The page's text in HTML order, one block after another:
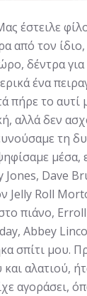
έστειλε
από τον
δέντρα για
ένα
πήρε το αυτί
αλλά δεν
τη
μέσα,
Jones, Dave
Jelly Roll
πιάνο,
Abbey
σπίτι μου.
αλατιού,
αγοράσει,